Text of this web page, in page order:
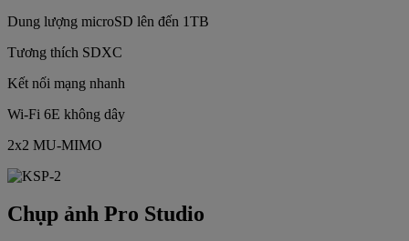
Dung lượng microSD lên đến 1TB
Tương thích SDXC
Kết nối mạng nhanh
Wi-Fi 6E không dây
2x2 MU-MIMO
Chụp ảnh Pro Studio